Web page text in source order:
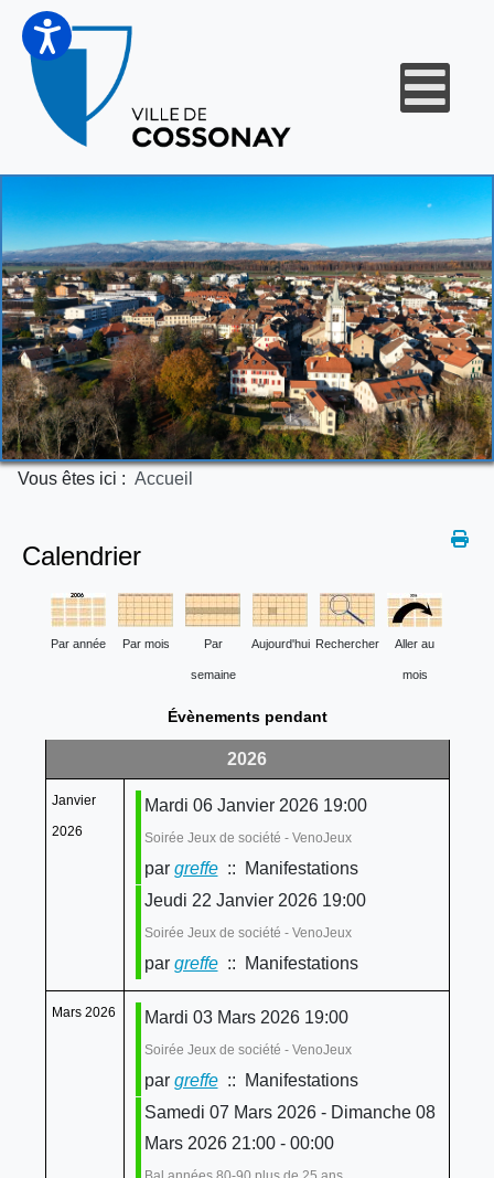
Vous êtes ici : Accueil
Calendrier
Par année Par mois Par
semaine
Aujourd'hui Rechercher Aller au
mois
Évènements pendant
2026
Janvier
2026
Mardi 06 Janvier 2026 19:00
Soirée Jeux de société - VenoJeux
par greffe:: Manifestations
Jeudi 22 Janvier 2026 19:00
Soirée Jeux de société - VenoJeux
par greffe:: Manifestations
Mars 2026 Mardi 03 Mars 2026 19:00
Soirée Jeux de société - VenoJeux
par greffe:: Manifestations
Samedi 07 Mars 2026 - Dimanche 08
Mars 2026 21:00 - 00:00